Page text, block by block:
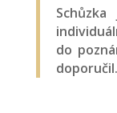
do
doporučil.